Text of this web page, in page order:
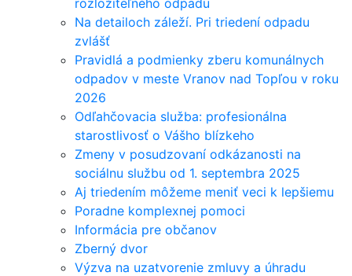
rozložiteľného odpadu
Na detailoch záleží. Pri triedení odpadu
zvlášť
Pravidlá a podmienky zberu komunálnych
odpadov v meste Vranov nad Topľou v roku
2026
Odľahčovacia služba: profesionálna
starostlivosť o Vášho blízkeho
Zmeny v posudzovaní odkázanosti na
sociálnu službu od 1. septembra 2025
Aj triedením môžeme meniť veci k lepšiemu
Poradne komplexnej pomoci
Informácia pre občanov
Zberný dvor
Výzva na uzatvorenie zmluvy a úhradu